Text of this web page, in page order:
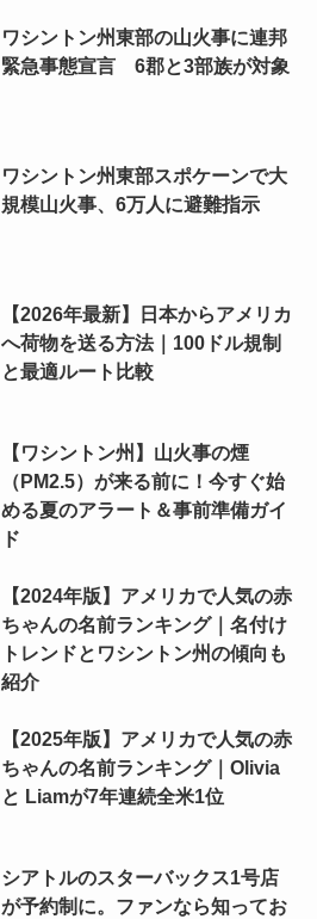
ワシントン州東部の山火事に連邦
緊急事態宣言 6郡と3部族が対象
ワシントン州東部スポケーンで大
規模山火事、6万人に避難指示
【2026年最新】日本からアメリカ
へ荷物を送る方法｜100ドル規制
と最適ルート比較
【ワシントン州】山火事の煙
（PM2.5）が来る前に！今すぐ始
める夏のアラート＆事前準備ガイ
ド
【2024年版】アメリカで人気の赤
ちゃんの名前ランキング｜名付け
トレンドとワシントン州の傾向も
紹介
【2025年版】アメリカで人気の赤
ちゃんの名前ランキング｜Olivia
と Liamが7年連続全米1位
シアトルのスターバックス1号店
が予約制に。ファンなら知ってお